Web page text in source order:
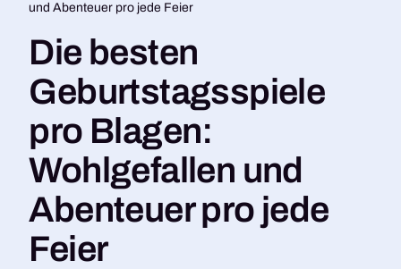
und Abenteuer pro jede Feier
Die besten
Geburtstagsspiele
pro Blagen:
Wohlgefallen und
Abenteuer pro jede
Feier